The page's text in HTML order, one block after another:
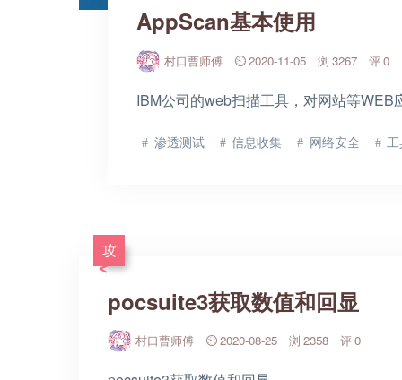
AppScan基本使用
村口曹师傅 2020-11-05 3267 0
IBM公司的web扫描工具，对网站等
渗透测试 信息收集 网络安全
攻
pocsuite3获取数值和回显
村口曹师傅 2020-08-25 2358 0